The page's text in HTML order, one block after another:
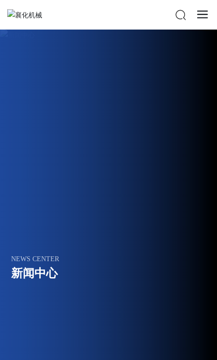
新闻中心
NEWS CENTER